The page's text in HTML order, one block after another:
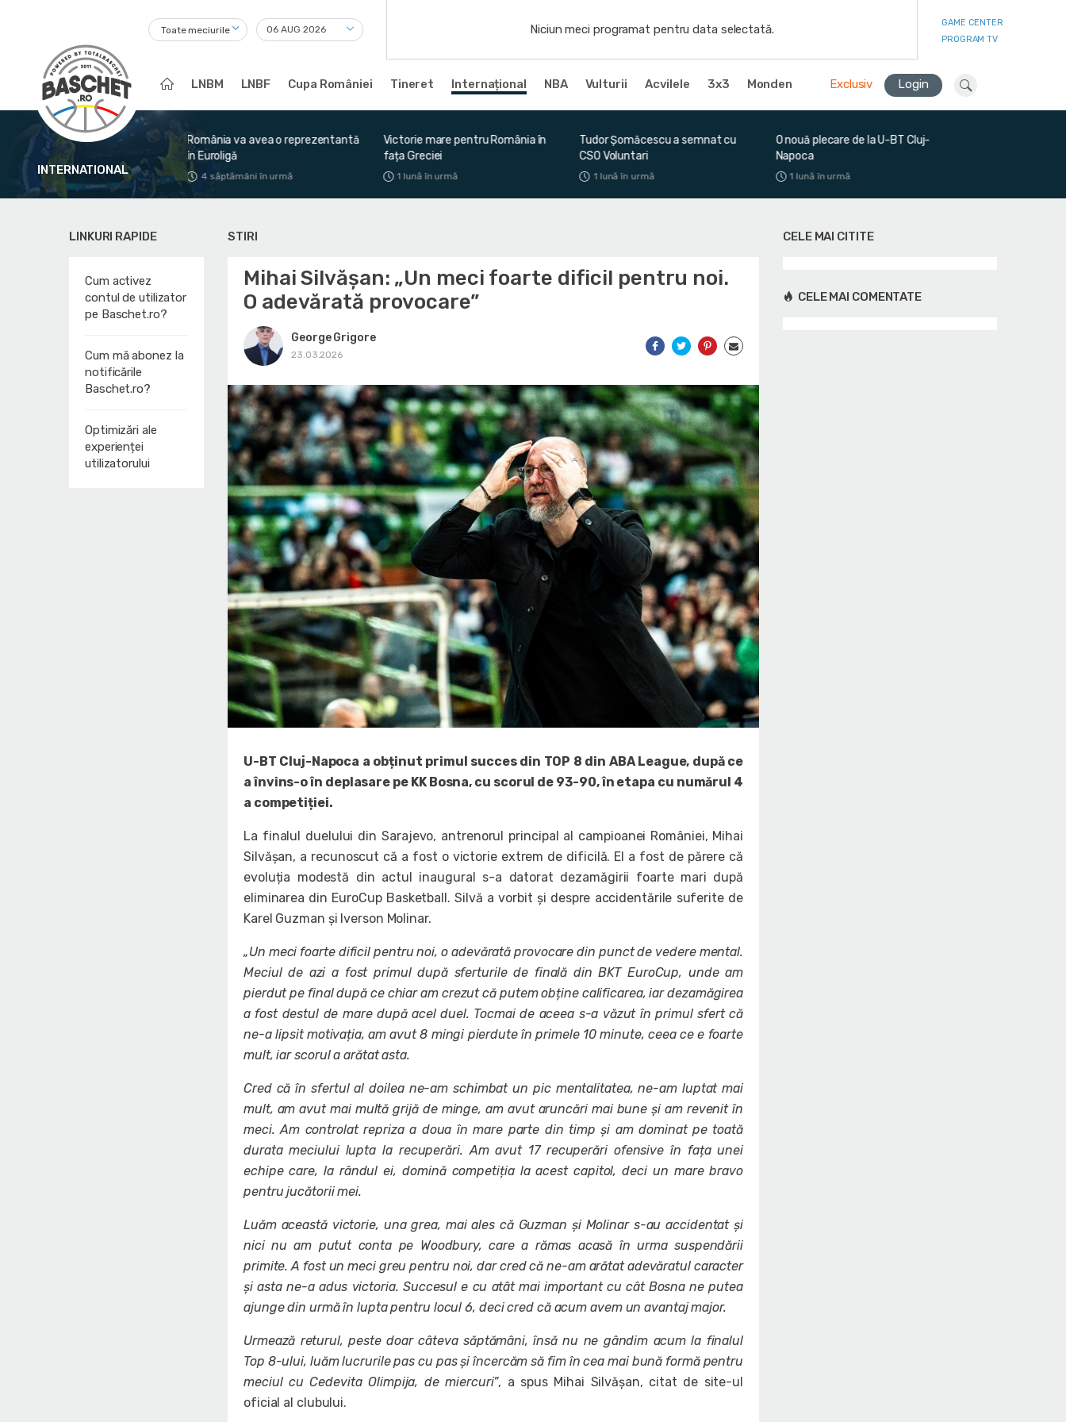
Toate meciurile Niciun meci programat pentru data selectată.
GAME CENTER
PROGRAM TV
LNBM LNBF Cupa României Tineret Internațional NBA Vulturii Acvilele 3x3 Monden Exclusiv Login
INTERNATIONAL
România va avea o reprezentantă
în Euroligă
4 săptămâni în urmă
Victorie mare pentru România în
fața Greciei
1 lună în urmă
Tudor Șomăcescu a semnat cu
CSO Voluntari
1 lună în urmă
O nouă plecare de la U-BT Cluj-
Napoca
1 lună în urmă
Chris Coffey este prima noutate
din lotul lui CS Vâlcea
1 lună în urmă
LINKURI RAPIDE
Cum activez
contul de utilizator
pe Baschet.ro?
Cum mă abonez la
notificările
Baschet.ro?
Optimizări ale
experienței
utilizatorului
STIRI
Mihai Silvășan: „Un meci foarte dificil pentru noi.
O adevărată provocare”
George Grigore
23.03.2026
U-BT Cluj-Napoca a obținut primul succes din TOP 8 din ABA League, după ce
a învins-o în deplasare pe KK Bosna, cu scorul de 93-90, în etapa cu numărul 4
a competiției.
La finalul duelului din Sarajevo, antrenorul principal al campioanei României, Mihai
Silvășan, a recunoscut că a fost o victorie extrem de dificilă. El a fost de părere că
evoluția modestă din actul inaugural s-a datorat dezamăgirii foarte mari după
eliminarea din EuroCup Basketball. Silvă a vorbit și despre accidentările suferite de
Karel Guzman și Iverson Molinar.
„Un meci foarte dificil pentru noi, o adevărată provocare din punct de vedere mental.
Meciul de azi a fost primul după sferturile de finală din BKT EuroCup, unde am
pierdut pe final după ce chiar am crezut că putem obține calificarea, iar dezamăgirea
a fost destul de mare după acel duel. Tocmai de aceea s-a văzut în primul sfert că
ne-a lipsit motivația, am avut 8 mingi pierdute în primele 10 minute, ceea ce e foarte
mult, iar scorul a arătat asta.
Cred că în sfertul al doilea ne-am schimbat un pic mentalitatea, ne-am luptat mai
mult, am avut mai multă grijă de minge, am avut aruncări mai bune și am revenit în
meci. Am controlat repriza a doua în mare parte din timp și am dominat pe toată
durata meciului lupta la recuperări. Am avut 17 recuperări ofensive în fața unei
echipe care, la rândul ei, domină competiția la acest capitol, deci un mare bravo
pentru jucătorii mei.
Luăm această victorie, una grea, mai ales că Guzman și Molinar s-au accidentat și
nici nu am putut conta pe Woodbury, care a rămas acasă în urma suspendării
primite. A fost un meci greu pentru noi, dar cred că ne-am arătat adevăratul caracter
și asta ne-a adus victoria. Succesul e cu atât mai important cu cât Bosna ne putea
ajunge din urmă în lupta pentru locul 6, deci cred că acum avem un avantaj major.
Urmează returul, peste doar câteva săptămâni, însă nu ne gândim acum la finalul
Top 8-ului, luăm lucrurile pas cu pas și încercăm să fim în cea mai bună formă pentru
meciul cu Cedevita Olimpija, de miercuri”, a spus Mihai Silvășan, citat de site-ul
oficial al clubului.
CELE MAI CITITE
CELE MAI COMENTATE